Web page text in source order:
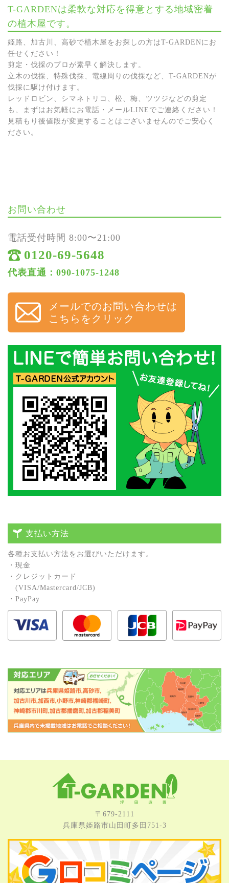
T-GARDENは柔軟な対応を得意とする地域密着
の植木屋です。
姫路、加古川、高砂で植木屋をお探しの方はT-GARDENにお
任せください！
剪定・伐採のプロが素早く解決します。
立木の伐採、特殊伐採、電線周りの伐採など、T-GARDENが
伐採に駆け付けます。
レッドロビン、シマネトリコ、松、梅、ツツジなどの剪定
も、まずはお気軽にお電話・メールLINEでご連絡ください！
見積もり後値段が変更することはございませんのでご安心く
ださい。
お問い合わせ
電話受付時間 8:00〜21:00
0120-69-5648
代表直通：090-1075-1248
メールでのお問い合わせは
こちらをクリック
支払い方法
各種お⽀払い⽅法をお選びいただけます。
・現⾦
・クレジットカード
(VISA/Mastercard/JCB)
・PayPay
〒679-2111
兵庫県姫路市⼭⽥町多⽥751-3